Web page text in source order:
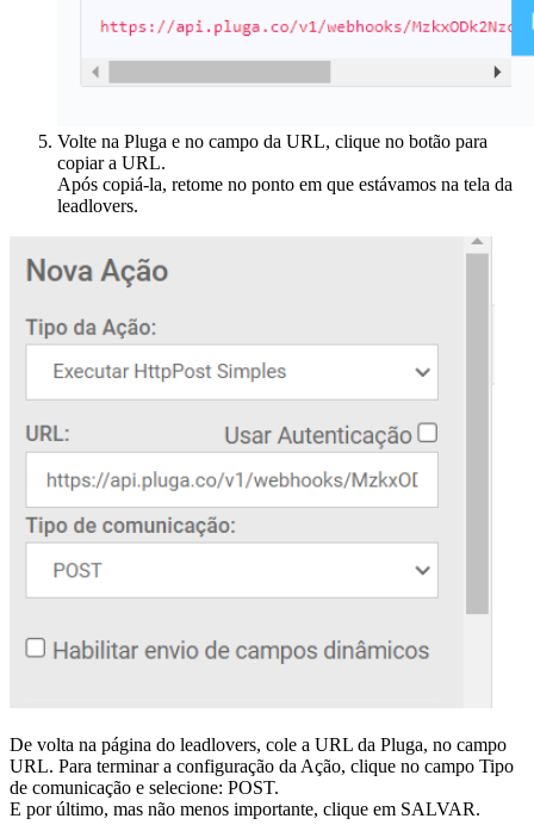
Volte na Pluga e no campo da URL, clique no botão para
copiar a URL.
Após copiá-la, retome no ponto em que estávamos na tela da
leadlovers.
De volta na página do leadlovers, cole a URL da Pluga, no campo
URL. Para terminar a configuração da Ação, clique no campo Tipo
de comunicação e selecione: POST.
E por último, mas não menos importante, clique em SALVAR.